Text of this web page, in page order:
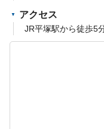
アクセス
JR平塚駅から徒歩5